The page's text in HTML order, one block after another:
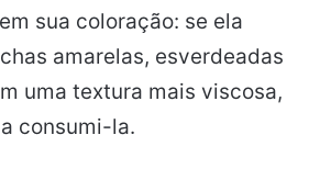
sua coloração: se ela
amarelas, esverdeadas
uma textura mais viscosa,
consumi-la.